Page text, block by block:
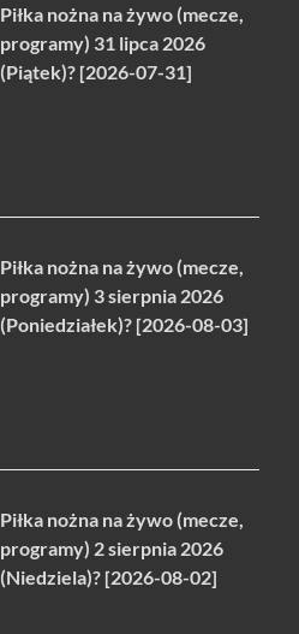
Piłka nożna na żywo (mecze,
programy) 31 lipca 2026
(Piątek)? [2026-07-31]
Piłka nożna na żywo (mecze,
programy) 3 sierpnia 2026
(Poniedziałek)? [2026-08-03]
Piłka nożna na żywo (mecze,
programy) 2 sierpnia 2026
(Niedziela)? [2026-08-02]